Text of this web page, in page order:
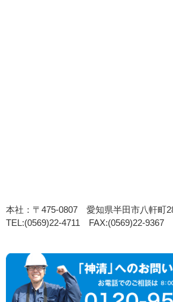
本社：〒475-0807 愛知県半田市八軒町
TEL:(0569)22-4711 FAX:(0569)22-9367